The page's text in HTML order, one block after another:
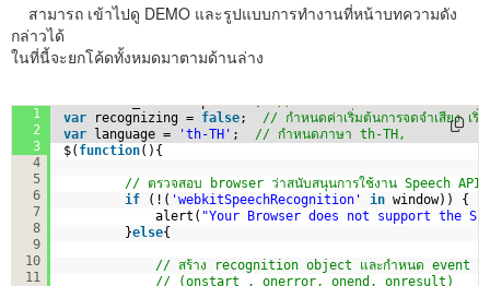
สามารถ เข้าไปดู DEMO และรูปแบบการทำงานที่หน้าบทความดัง
กล่าวได้
ในที่นี้จะยกโค้ดทั้งหมดมาตามด้านล่าง
1
2
3
4
5
6
7
8
9
10
11
var
recognizing = false; // กำหนดค่าเริ่มต้นการจดจำเสียง เ
var language = 'th-TH' ; // กำหนดภาษา th-TH,
$( function(){
// ตรวจสอบ browser ว่าสนับสนุนการใช้งาน Speech API
if
(!( 'webkitSpeechRecognition' in window)) {
alert( "Your Browser does not support the
}else{
// สร้าง recognition object และกำหนด event
// (onstart , onerror, onend, onresult)